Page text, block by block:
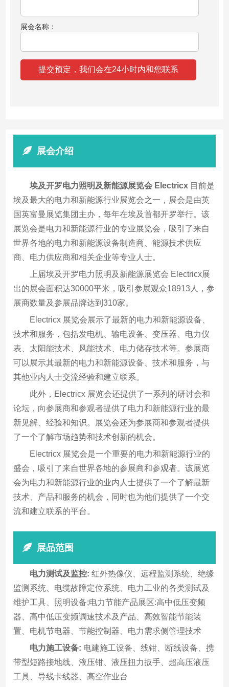
展会名称：
展会介绍
埃及开罗电力照明及新能源展览会 Electricx 目前是
埃及最大的电力和新能源行业展览会之一，展会是由英
国英富曼展览集团主办，每年在埃及首都开罗举行。该
展览会是电力和新能源行业的专业展览会，吸引了来自
世界各地的电力和新能源设备制造商、能源技术供应
商、电力供应商和相关企业等专业人士。
上届埃及开罗电力照明及新能源展览会 Electricx展
出的展会面积达30000平米，吸引参展观众18913人，参
展商数量及参展品牌达到310家。
Electricx 展览会展示了最新的电力和新能源设备、
技术和服务，包括发电机、输电设备、变压器、电力仪
表、太阳能技术、风能技术、电力储存技术等。参展商
可以展示其最新的电力和新能源设备、技术和服务，与
其他业内人士交流经验和建立联系。
此外，Electricx 展览会还提供了一系列的研讨会和
论坛，向参展商和参观者提供了电力和新能源行业的最
新见解、经验和知识。展览会还为参展商和参观者提供
了一个了解市场趋势和技术创新的机会。
Electricx 展览会是一个重要的电力和新能源行业的
盛会，吸引了来自世界各地的参展商和参观者。该展览
会为电力和新能源行业的业内人士提供了一个了解最新
技术、产品和服务的机会，同时也为他们提供了一个交
流和建立联系的平台。
展品范围
电力测试及监控: 红外热像仪、远程监测系统、绝缘
监测系统、电缆故障定位系统、电力工业的各类测试及
维护工具、照明设备;电力节能产品展区:高中低压变频
器、高中低压变频调速技术及产品、高效智能节能装
置、电机节电器、节能控制器、电力需求侧管理技术
电力施工设备: 电建施工设备、线钳、断线设备、携
带型短路接地线、液压钳、液压扭力扳手、超高压液压
工具、导线卡线器、高空作业台